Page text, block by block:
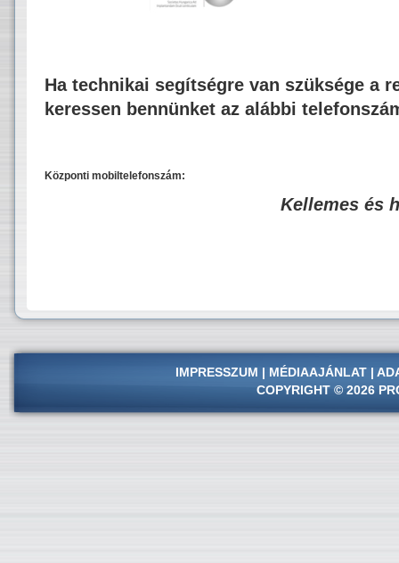
Ha technikai segítségre van szüksége a
keressen bennünket az alábbi
Központi mobiltelefonszám:
Kellemes és
IMPRESSZUM | MÉDIAAJÁNLAT |
COPYRIGHT © 2026